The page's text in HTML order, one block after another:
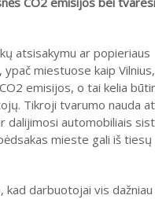
atsisakymu ar popieriaus
miestuose kaip
emisijos, o tai kelia
Tikroji tvarumo nauda
dalijimosi automobiliais
mieste gali iš tiesų
darbuotojai vis dažniau